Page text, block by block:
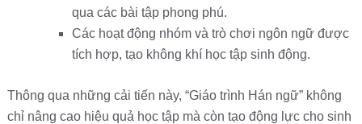
qua các bài tập phong phú.
Các hoạt động nhóm và trò chơi ngôn ngữ được
tích hợp, tạo không khí học tập sinh động.
Thông qua những cải tiến này, “Giáo trình Hán ngữ” không
chỉ nâng cao hiệu quả học tập mà còn tạo động lực cho sinh